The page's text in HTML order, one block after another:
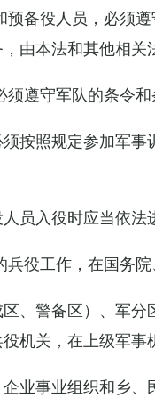
预备役人员，必须
由本法和其他相关
遵守军队的条令
按照规定参加军事
员入役时应当依法
役工作，在国务
、警备区）、军
机关，在上级军事
业事业组织和乡